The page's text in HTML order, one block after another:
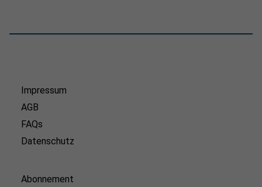
Impressum
AGB
FAQs
Datenschutz
Abonnement